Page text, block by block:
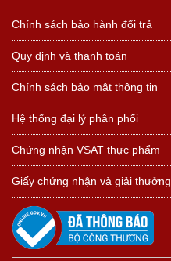
Chính sách bảo hành đổi trả
Quy định và thanh toán
Chính sách bảo mật thông tin
Hệ thống đại lý phân phối
Chứng nhận VSAT thực phẩm
Giấy chứng nhận và giải thưởng